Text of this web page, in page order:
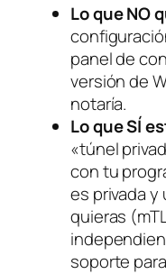
Lo que NO
panel de
versión de
notaría.
Lo que SÍ
«túnel
con tu
es privada
quieras
soporte